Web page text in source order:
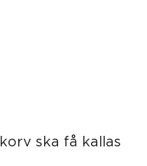
ska få kallas